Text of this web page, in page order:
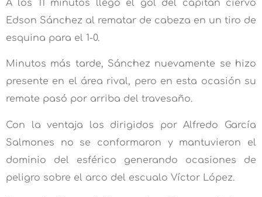
A los 11 minutos llegó el gol del capitán ciervo
Edson Sánchez al rematar de cabeza en un tiro de
esquina para el 1-0.
Minutos más tarde, Sánchez nuevamente se hizo
presente en el área rival, pero en esta ocasión su
remate pasó por arriba del travesaño.
Con la ventaja los dirigidos por Alfredo García
Salmones no se conformaron y mantuvieron el
dominio del esférico generando ocasiones de
peligro sobre el arco del escualo Víctor López.